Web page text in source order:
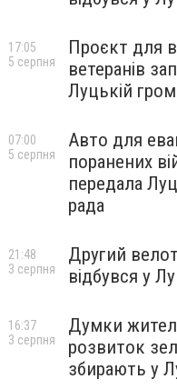
Проєкт для
ветеранів
Луцькій
17:05
5 серпня
Авто для
поранених
передала
рада
07:00
5 серпня
Другий
відбувся у
21:48
3 серпня
Думки
розвиток
збирають у
16:37
3 серпня